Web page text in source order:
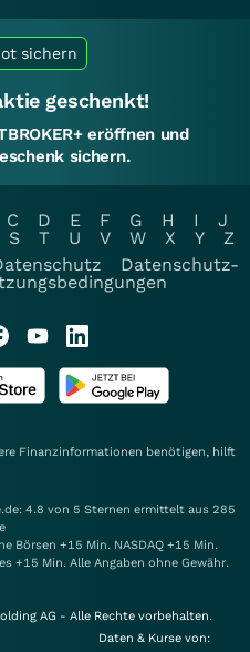
sichern
geschenkt!
eröffnen und
sichern.
C D E F G H I
J
S T U V W X Y
Z
Datenschutz-
Finanzinformationen benötigen, hilft
4.8 von 5 Sternen ermittelt aus 285
Börsen +15 Min. NASDAQ +15 Min.
+15 Min. Alle Angaben ohne Gewähr.
AG - Alle Rechte vorbehalten.
Daten & Kurse von: